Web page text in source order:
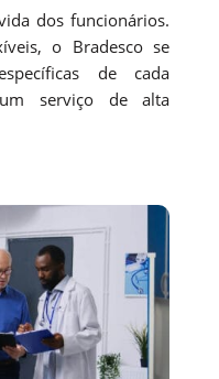
dos funcionários.
o Bradesco se
de cada
um serviço de alta